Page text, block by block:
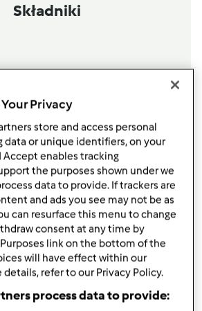
Składniki
soli
bułek
typ 500
pokrojonych na kawałki
z cytryny
Privacy
store and access personal
data or unique identifiers, on your
Accept enables tracking
the purposes shown under we
data to provide. If trackers are
and ads you see may not be as
can resurface this menu to change
consent at any time by
link on the bottom of the
will have effect within our
details, refer to our Privacy Policy.
process data to provide: